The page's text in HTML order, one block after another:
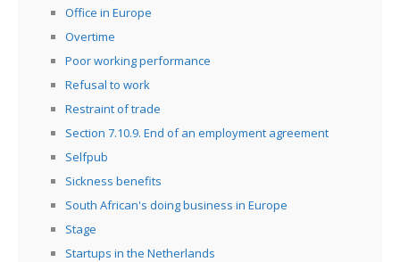
Office in Europe
Overtime
Poor working performance
Refusal to work
Restraint of trade
Section 7.10.9. End of an employment agreement
Selfpub
Sickness benefits
South African's doing business in Europe
Stage
Startups in the Netherlands